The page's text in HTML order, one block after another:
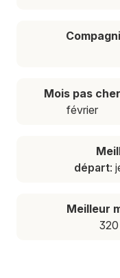
Mois pas cher
février
départ:
Meilleur